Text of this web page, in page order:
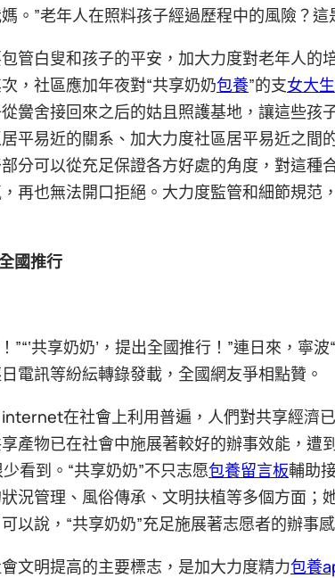
。”老年人在照料孩子經過歷程中的風險？這
管白叟和孩子的平安，加大力度對老年人的
，社區應加年夜對“共享奶奶包養”的支女大
黌舍接回來之后的姑且照護基地，讓這些孩
平易近的關系、加大力度社區居平易近之間
分可以從充足保證各方好處的角度，對這種
再也無法開口拒絕。大力度監管和細節規范
國推行
”“‘共享奶奶’，提出全國推行！”連日來，寧
電訊等紛紜轉錄發載，全國網友爭相點贊。
在社會上利用普遍，人們對共享經濟
產物已在社會中施展著較好的辦事效能，遭
看到。“共享奶奶”不只志愿包養留言板輔助
況管理、風俗傳承、文明扶植等多個方面；
以說，“共享奶奶”充足施展著志愿者的辦事感
文明提高的主要標志，是加大力度精力包養